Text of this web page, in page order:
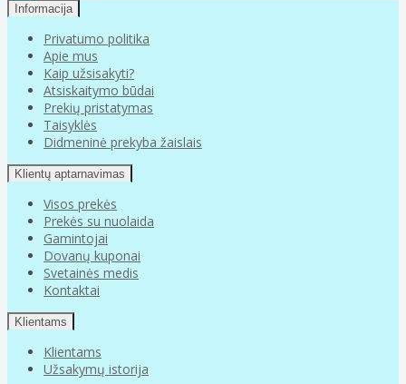
Informacija
Privatumo politika
Apie mus
Kaip užsisakyti?
Atsiskaitymo būdai
Prekių pristatymas
Taisyklės
Didmeninė prekyba žaislais
Klientų aptarnavimas
Visos prekės
Prekės su nuolaida
Gamintojai
Dovanų kuponai
Svetainės medis
Kontaktai
Klientams
Klientams
Užsakymų istorija